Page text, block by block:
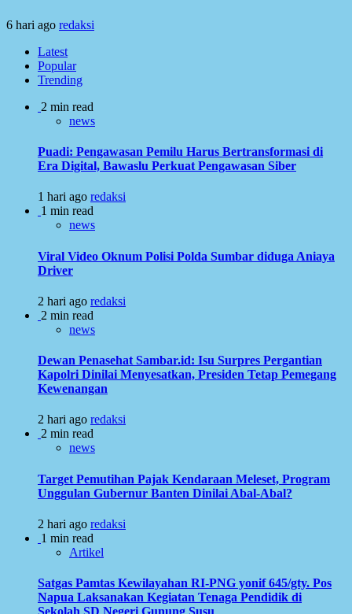
6 hari ago redaksi
Latest
Popular
Trending
2 min read
news
Puadi: Pengawasan Pemilu Harus Bertransformasi di
Era Digital, Bawaslu Perkuat Pengawasan Siber
1 hari ago redaksi
1 min read
news
Viral Video Oknum Polisi Polda Sumbar diduga Aniaya
Driver
2 hari ago redaksi
2 min read
news
Dewan Penasehat Sambar.id: Isu Surpres Pergantian
Kapolri Dinilai Menyesatkan, Presiden Tetap Pemegang
Kewenangan
2 hari ago redaksi
2 min read
news
Target Pemutihan Pajak Kendaraan Meleset, Program
Unggulan Gubernur Banten Dinilai Abal-Abal?
2 hari ago redaksi
1 min read
Artikel
Satgas Pamtas Kewilayahan RI-PNG yonif 645/gty. Pos
Napua Laksanakan Kegiatan Tenaga Pendidik di